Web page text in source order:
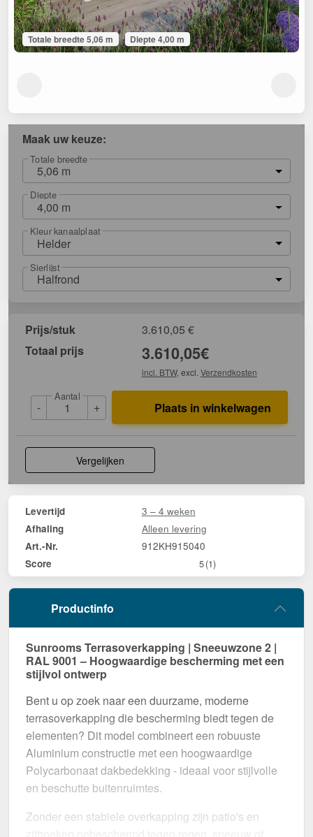
Totale breedte 5,06 m Diepte 4,00 m
Maak uw keuze:
Totale breedte
5,06 m
Diepte
4,00 m
Kleur kanaalplaat
Helder
Sierlijst
Halfrond
Prijs/stuk 3.610,05 €
Totaal prijs
3.610,05€
incl. BTW, excl. Verzendkosten
-
Aantal
+ Plaats in winkelwagen
Vergelijken
Levertijd 3 – 4 weken
Afhaling Alleen levering
Art.-Nr. 912KH915040
Score 5(1)
Productinfo
Sunrooms Terrasoverkapping | Sneeuwzone 2 |
RAL 9001 – Hoogwaardige bescherming met een
stijlvol ontwerp
Bent u op zoek naar een duurzame, moderne
terrasoverkapping die bescherming biedt tegen de
elementen? Dit model combineert een robuuste
Aluminium constructie met een hoogwaardige
Polycarbonaat dakbedekking - ideaal voor stijlvolle
en beschutte buitenruimtes.
Zonder een stabiele overkapping zijn patio's en